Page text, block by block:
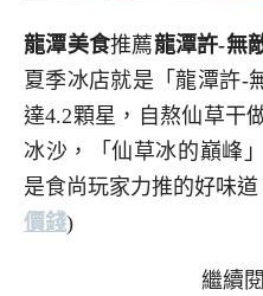
龍潭美食推薦龍潭許-無
夏季冰店就是「龍潭許-
達4.2顆星，自熬仙草干
冰沙，「仙草冰的巔峰
是食尚玩家力推的好味道
價錢)
繼續